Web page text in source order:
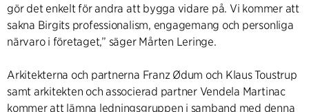
gör det enkelt för andra att bygga vidare på. Vi kommer att
sakna Birgits professionalism, engagemang och personliga
närvaro i företaget,” säger Mårten Leringe.
Arkitekterna och partnerna Franz Ødum och Klaus Toustrup
samt arkitekten och associerad partner Vendela Martinac
kommer att lämna ledningsgruppen i samband med denna